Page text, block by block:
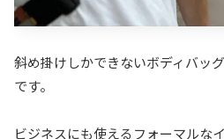
斜め掛けしかできないボディバッ
です。
ビジネスにも使えるフォーマルな